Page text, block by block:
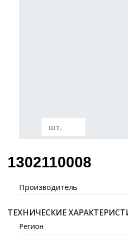
1302110008
Производитель
ТЕХНИЧЕСКИЕ
Регион